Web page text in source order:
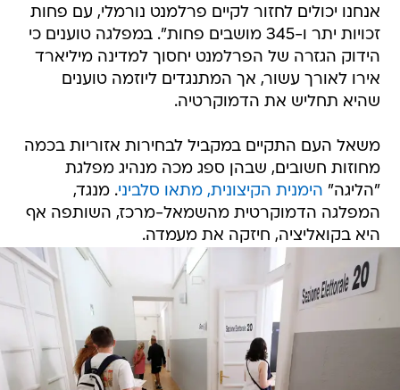
אנחנו יכולים לחזור לקיים פרלמנט נורמלי, עם פחות
זכויות יתר ו-345 מושבים פחות". במפלגה טוענים כי
הידוק הגזרה של הפרלמנט יחסוך למדינה מיליארד
אירו לאורך עשור, אך המתנגדים ליוזמה טוענים
שהיא תחליש את הדמוקרטיה.
משאל העם התקיים במקביל לבחירות אזוריות בכמה
מחוזות חשובים, שבהן ספג מכה מנהיג מפלגת
"הליגה" הימנית הקיצונית, מתאו סלביני. מנגד,
המפלגה הדמוקרטית מהשמאל-מרכז, השותפה אף
היא בקואליציה, חיזקה את מעמדה.